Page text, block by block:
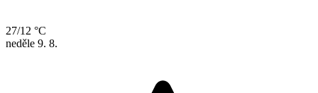
27/12 °C
neděle 9. 8.